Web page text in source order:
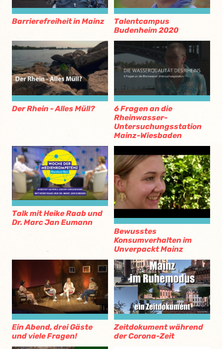
Barrierefreiheit in Mainz
Talentcampus
Budenheim 2020
Der Rhein - Alles Müll?
6 Fragen an die
Rheinwasser-
Untersuchungsstation
Mainz-Wiesbaden
Talk mit Heike Raab und
Dr. Marc Jan Eumann
Bewusstes
Konsumverhalten im
Unverpackt Mainz
Ein Abend, drei Gäste
und viele Fragen!
Zeitdokument während
der Corona-Zeit